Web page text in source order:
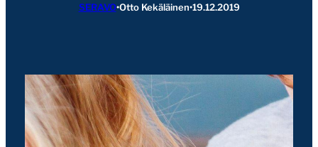
SERAVO•Otto Kekäläinen•19.12.2019